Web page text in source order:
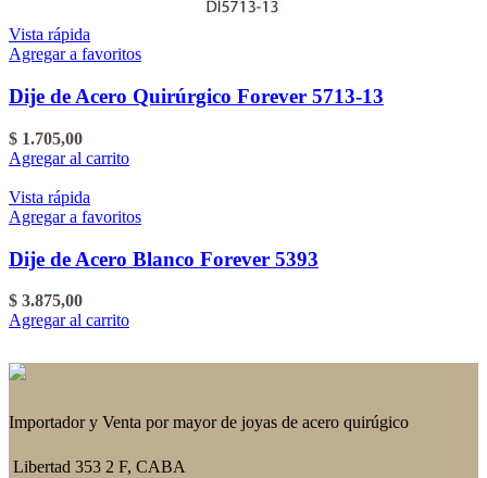
Vista rápida
Agregar a favoritos
Dije de Acero Quirúrgico Forever 5713-13
$ 1.705,00
Agregar al carrito
Vista rápida
Agregar a favoritos
Dije de Acero Blanco Forever 5393
$ 3.875,00
Agregar al carrito
Importador y Venta por mayor de joyas de acero quirúgico
Libertad 353 2 F, CABA